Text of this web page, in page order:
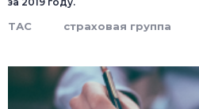
ТАС страховая группа